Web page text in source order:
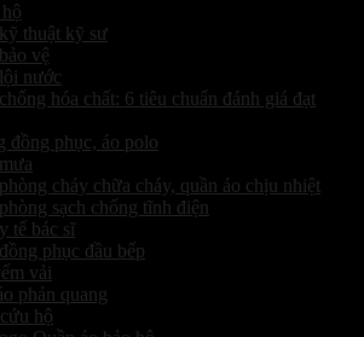
thuật kỹ sư
vệ
nước
hóa chất: 6 tiêu chuẩn đánh giá đạt
đồng phục, áo polo
cháy chữa cháy, quần áo chịu nhiệt
sạch chống tĩnh điện
tế bác sĩ
phục đầu bếp
vải
phản quang
hộ